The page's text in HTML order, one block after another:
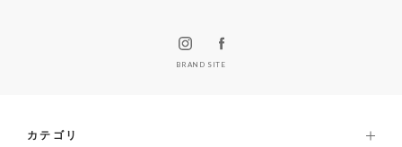
BRAND SITE
カテゴリ